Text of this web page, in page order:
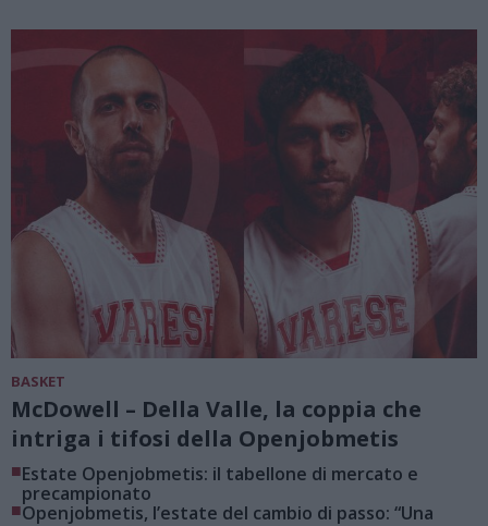
BASKET
McDowell – Della Valle, la coppia che
intriga i tifosi della Openjobmetis
■Estate Openjobmetis: il tabellone di mercato e
precampionato
■Openjobmetis, l’estate del cambio di passo: “Una